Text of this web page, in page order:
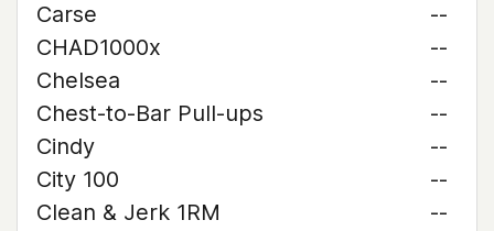
Carse
--
CHAD1000x
--
Chelsea
--
Chest-to-Bar Pull-ups
--
Cindy
--
City 100
--
Clean & Jerk 1RM
--